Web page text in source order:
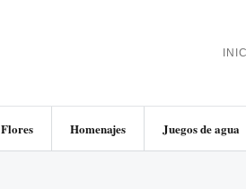
Flores Homenajes Juegos de agua